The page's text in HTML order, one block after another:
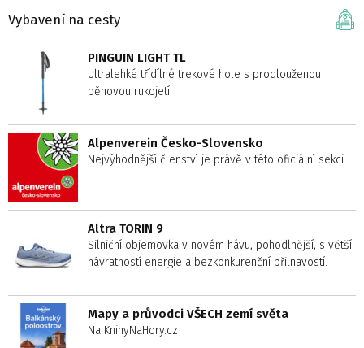
Vybavení na cesty
PINGUIN LIGHT TL
Ultralehké třídílné trekové hole s prodlouženou
pěnovou rukojetí.
Alpenverein Česko-Slovensko
Nejvýhodnější členství je právě v této oficiální sekci
Altra TORIN 9
Silniční objemovka v novém hávu, pohodlnější, s větší
návratností energie a bezkonkurenční přilnavostí.
Mapy a průvodci VŠECH zemí světa
Na KnihyNaHory.cz